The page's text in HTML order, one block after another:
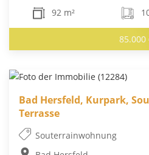
92 m²
85.000
Bad Hersfeld, Kurpark,
Terrasse
Souterrainwohnung